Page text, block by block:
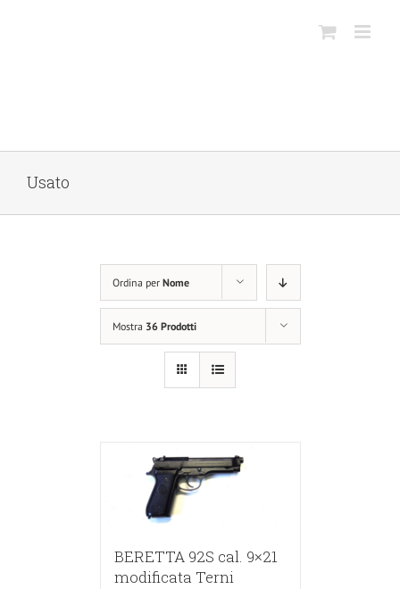
Usato
Ordina per Nome
Mostra 36 Prodotti
BERETTA 92S cal. 9×21
modificata Terni